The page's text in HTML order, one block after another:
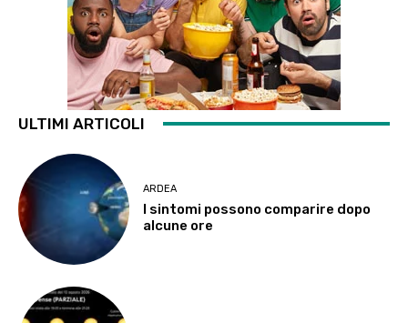
ULTIMI ARTICOLI
ARDEA
I sintomi possono comparire dopo
alcune ore